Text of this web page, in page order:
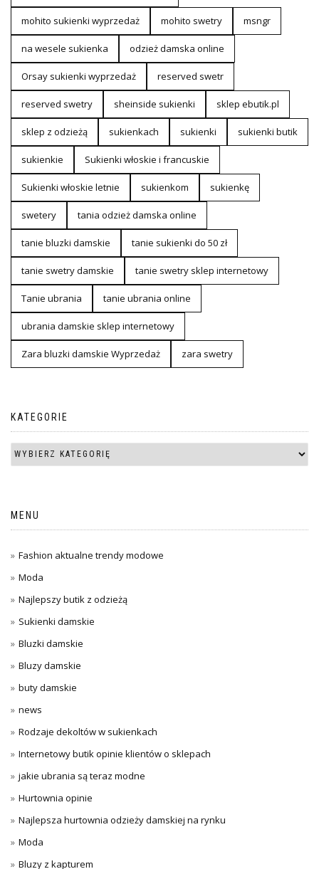
mohito sukienki wyprzedaż mohito swetry msngr
na wesele sukienka odzież damska online
Orsay sukienki wyprzedaż reserved swetr
reserved swetry sheinside sukienki sklep ebutik.pl
sklep z odzieżą sukienkach sukienki sukienki butik
sukienkie Sukienki włoskie i francuskie
Sukienki włoskie letnie sukienkom sukienkę
swetery tania odzież damska online
tanie bluzki damskie tanie sukienki do 50 zł
tanie swetry damskie tanie swetry sklep internetowy
Tanie ubrania tanie ubrania online
ubrania damskie sklep internetowy
Zara bluzki damskie Wyprzedaż zara swetry
KATEGORIE
MENU
Fashion aktualne trendy modowe
Moda
Najlepszy butik z odzieżą
Sukienki damskie
Bluzki damskie
Bluzy damskie
buty damskie
news
Rodzaje dekoltów w sukienkach
Internetowy butik opinie klientów o sklepach
jakie ubrania są teraz modne
Hurtownia opinie
Najlepsza hurtownia odzieży damskiej na rynku
Moda
Bluzy z kapturem